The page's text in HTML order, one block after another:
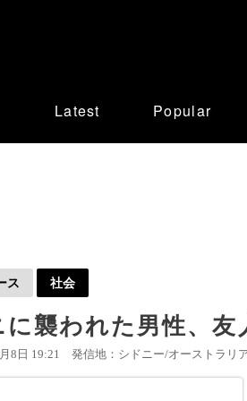
Latest Popular
ス 社会
に襲われた男性、
8日 19:21 発信地：シドニー/オーストラリ